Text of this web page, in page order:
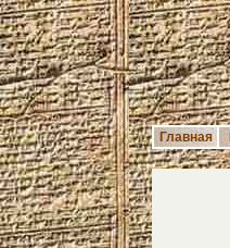
Главная